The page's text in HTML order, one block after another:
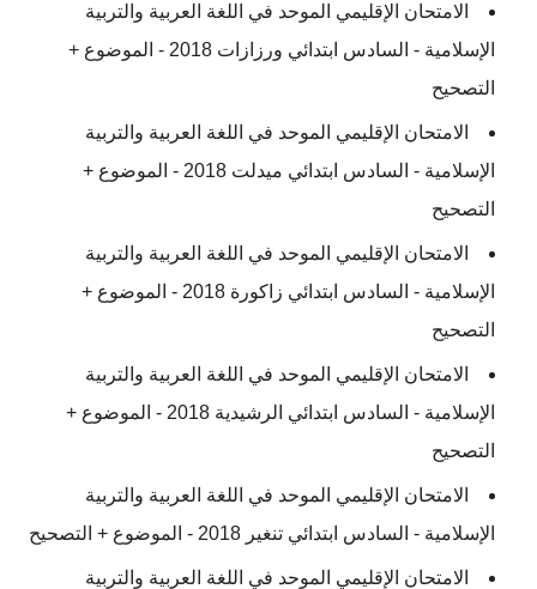
الامتحان الإقليمي الموحد في اللغة العربية والتربية
الإسلامية - السادس ابتدائي ورزازات 2018 - الموضوع +
التصحيح
الامتحان الإقليمي الموحد في اللغة العربية والتربية
الإسلامية - السادس ابتدائي ميدلت 2018 - الموضوع +
التصحيح
الامتحان الإقليمي الموحد في اللغة العربية والتربية
الإسلامية - السادس ابتدائي زاكورة 2018 - الموضوع +
التصحيح
الامتحان الإقليمي الموحد في اللغة العربية والتربية
الإسلامية - السادس ابتدائي الرشيدية 2018 - الموضوع +
التصحيح
الامتحان الإقليمي الموحد في اللغة العربية والتربية
الإسلامية - السادس ابتدائي تنغير 2018 - الموضوع + التصحيح
الامتحان الإقليمي الموحد في اللغة العربية والتربية